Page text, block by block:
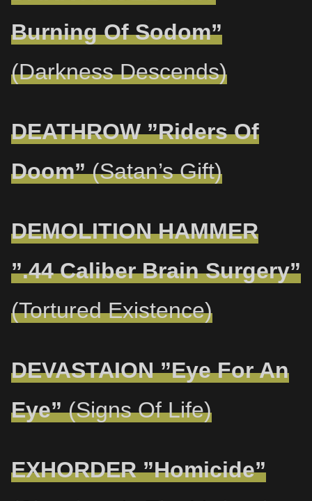
Burning Of Sodom”
(Darkness Descends)
DEATHROW ”Riders Of
Doom”(Satan’s Gift)
DEMOLITION HAMMER
”.44 Caliber Brain Surgery”
(Tortured Existence)
DEVASTAION ”Eye For An
Eye”(Signs Of Life)
EXHORDER ”Homicide”